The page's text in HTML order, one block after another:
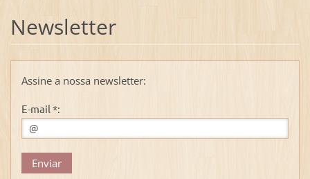
Newsletter
Assine a nossa newsletter:
E-mail *: